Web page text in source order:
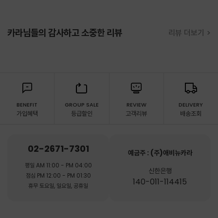
카라님들의 감사하고 소중한 리뷰 리뷰 더보기 >
BENEFIT
가입혜택
GROUP SALE
등급할인
REVIEW
고객리뷰
DELIVERY
배송조회
02-2671-7301
평일 AM 11:00 - PM 04:00
점심 PM 12:00 - PM 01:30
휴무 토요일, 일요일, 공휴일
예금주 : (주)애비뉴카라
신한은행
140-011-114415